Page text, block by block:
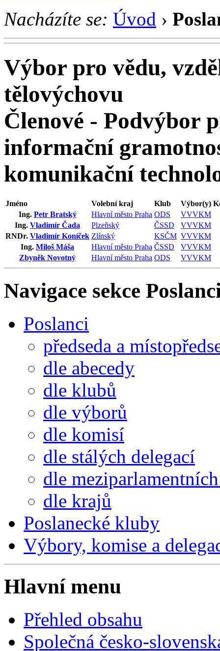
Nacházíte se: Úvod ›
Výbor pro vědu,
tělovýchovu
Členové - Podvýbor
informační
komunikační
Jméno Volební kraj Klub Výbor(y)
Ing. Petr Bratský Hlavní město Praha ODS
VVVKM
Ing. Vladimír Čada Plzeňský ČSSD
VVVKM
RNDr. Vladimír Koníček Zlínský KSČM VVVKM
Ing. Miloš Máša Hlavní město Praha ČSSD
VVVKM
Zbyněk Novotný
Hlavní město Praha ODS VVVKM
Navigace sekce
Poslanci
předseda a
dle abecedy
dle klubů
dle výborů
dle komisí
dle stálých delegací
dle
dle krajů
Poslanecké kluby
Výbory, komise a
Hlavní menu
Přehled obsahu
Společná česko-